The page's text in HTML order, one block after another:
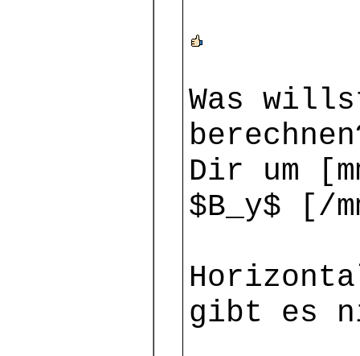
Was
Dir um
$B_y$ [/
gibt es